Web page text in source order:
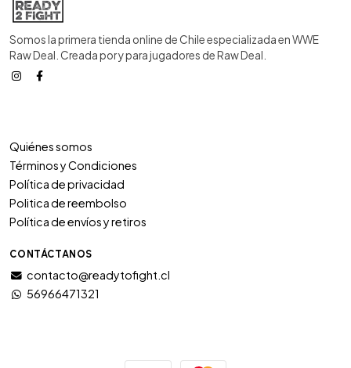
Somos la primera tienda online de Chile especializada en WWE
Raw Deal. Creada por y para jugadores de Raw Deal.
Quiénes somos
Términos y Condiciones
Política de privacidad
Politica de reembolso
Política de envíos y retiros
CONTÁCTANOS
contacto@readytofight.cl
56966471321